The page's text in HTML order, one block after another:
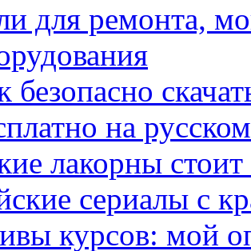
для ремонта,
безопасно
на
лакорны
сериалы с
курсов: мой